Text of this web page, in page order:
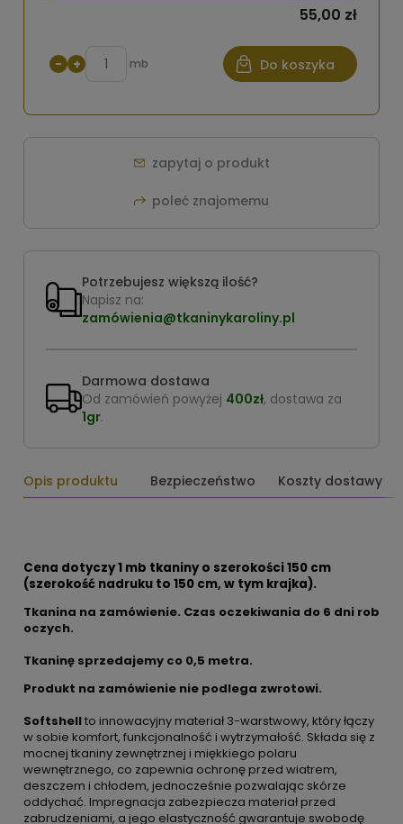
55,00 zł
− + mb Do koszyka
zapytaj o produkt
poleć znajomemu
Potrzebujesz większą ilość?
Napisz na:
zamówienia@tkaninykaroliny.pl
Darmowa dostawa
Od zamówień powyżej 400zł, dostawa za
1gr.
Opis produktu Bezpieczeństwo Koszty dostawy
Cena dotyczy 1 mb tkaniny o szerokości 150 cm
(szerokość nadruku to 150 cm, w tym krajka).
Tkanina na zamówienie. Czas oczekiwania do 6 dni rob
oczych.
Tkaninę sprzedajemy co 0,5 metra.
Produkt na zamówienie nie podlega zwrotowi.
Softshellto innowacyjny materiał 3-warstwowy, który łączy
w sobie komfort, funkcjonalność i wytrzymałość. Składa się z
mocnej tkaniny zewnętrznej i miękkiego polaru
wewnętrznego, co zapewnia ochronę przed wiatrem,
deszczem i chłodem, jednocześnie pozwalając skórze
oddychać. Impregnacja zabezpiecza materiał przed
zabrudzeniami, a jego elastyczność gwarantuje swobodę